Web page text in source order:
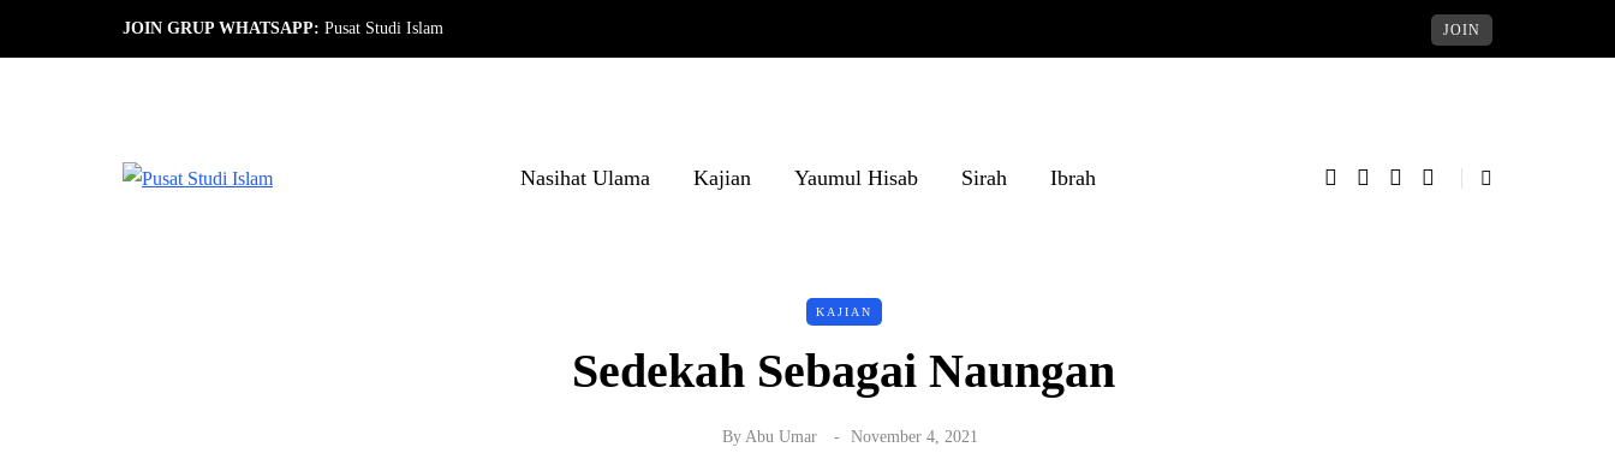
JOIN GRUP WHATSAPP: Pusat Studi Islam JOIN
Nasihat Ulama Kajian Yaumul Hisab Sirah Ibrah
KAJIAN
Sedekah Sebagai Naungan
By Abu Umar November 4, 2021